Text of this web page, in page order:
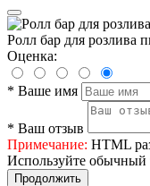
Ролл бар для розлива
Оценка:
* Ваше имя
* Ваш отзыв
Примечание: HTML
Используйте обычный
Продолжить